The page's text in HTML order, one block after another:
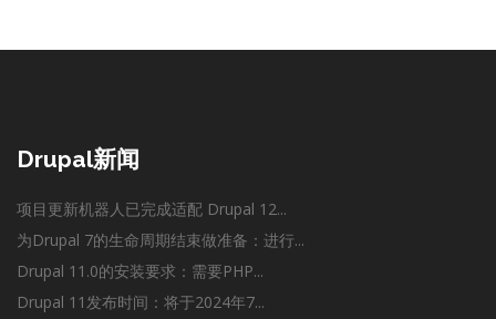
Drupal新闻
项目更新机器人已完成适配 Drupal 12...
为Drupal 7的生命周期结束做准备：进行...
Drupal 11.0的安装要求：需要PHP...
Drupal 11发布时间：将于2024年7...